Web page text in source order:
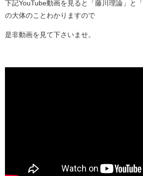
下記YouTube動画を見ると「藤川理論」と
の大体のことわかりますので
是非動画を見て下さいませ。